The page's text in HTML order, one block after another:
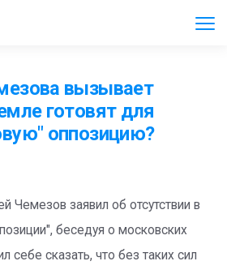
вызывает
готовят для
оппозицию?
Чемезов заявил об отсутствии в
беседуя о московских
себе сказать, что без таких сил